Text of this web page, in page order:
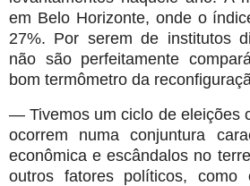
em Belo Horizonte, onde o
27%. Por serem de institutos
não são perfeitamente
bom termômetro da
— Tivemos um ciclo de eleições
ocorrem numa conjuntura
econômica e escândalos no
outros fatores políticos, como